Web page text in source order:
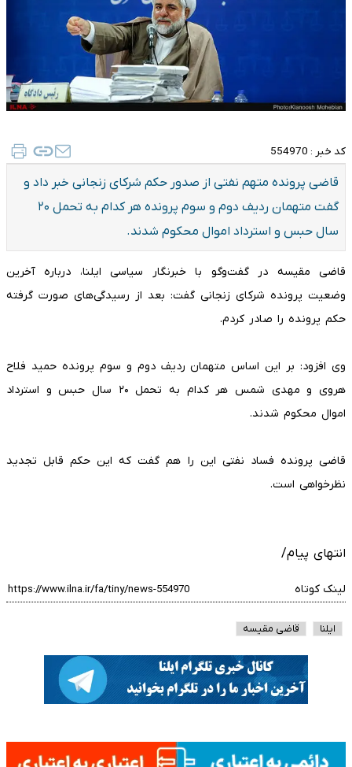
کد خبر : 554970
قاضی پرونده متهم نفتی از صدور حکم شرکای زنجانی خبر داد و
گفت متهمان ردیف دوم و سوم پرونده هر کدام به تحمل ۲۰
سال حبس و استرداد اموال محکوم شدند.
قاضی مقیسه در گفت‌وگو با خبرنگار سیاسی ایلنا، درباره آخرین
وضعیت پرونده شرکای زنجانی گفت: بعد از رسیدگی‌های صورت گرفته
حکم پرونده را صادر کردم.
وی افزود: بر این اساس متهمان ردیف دوم و سوم پرونده حمید فلاح
هروی و مهدی شمس هر کدام به تحمل ۲۰ سال حبس و استرداد
اموال محکوم شدند.
قاضی پرونده فساد نفتی این را هم گفت که این حکم قابل تجدید
نظرخواهی است.
انتهای پیام/
لینک کوتاه
ایلنا قاضی مقیسه